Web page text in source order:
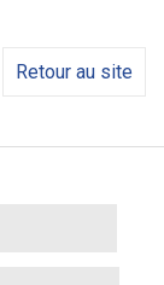
Retour au site